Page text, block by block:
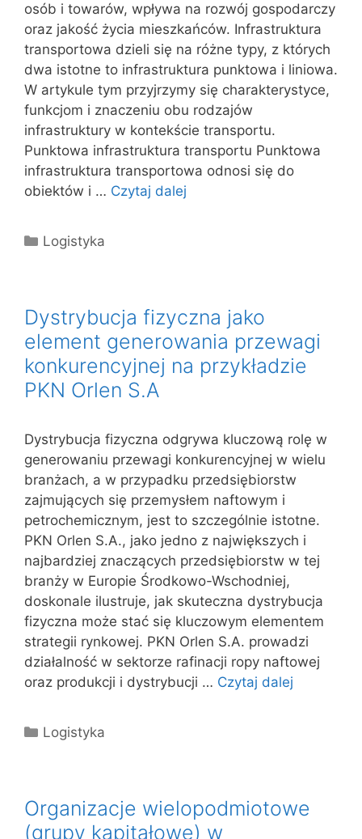
osób i towarów, wpływa na rozwój gospodarczy
oraz jakość życia mieszkańców. Infrastruktura
transportowa dzieli się na różne typy, z których
dwa istotne to infrastruktura punktowa i liniowa.
W artykule tym przyjrzymy się charakterystyce,
funkcjom i znaczeniu obu rodzajów
infrastruktury w kontekście transportu.
Punktowa infrastruktura transportu Punktowa
infrastruktura transportowa odnosi się do
obiektów i … Czytaj dalej
Kategorie
Logistyka
Dystrybucja fizyczna jako
element generowania przewagi
konkurencyjnej na przykładzie
PKN Orlen S.A
Dystrybucja fizyczna odgrywa kluczową rolę w
generowaniu przewagi konkurencyjnej w wielu
branżach, a w przypadku przedsiębiorstw
zajmujących się przemysłem naftowym i
petrochemicznym, jest to szczególnie istotne.
PKN Orlen S.A., jako jedno z największych i
najbardziej znaczących przedsiębiorstw w tej
branży w Europie Środkowo-Wschodniej,
doskonale ilustruje, jak skuteczna dystrybucja
fizyczna może stać się kluczowym elementem
strategii rynkowej. PKN Orlen S.A. prowadzi
działalność w sektorze rafinacji ropy naftowej
oraz produkcji i dystrybucji … Czytaj dalej
Kategorie
Logistyka
Organizacje wielopodmiotowe
(grupy kapitałowe) w